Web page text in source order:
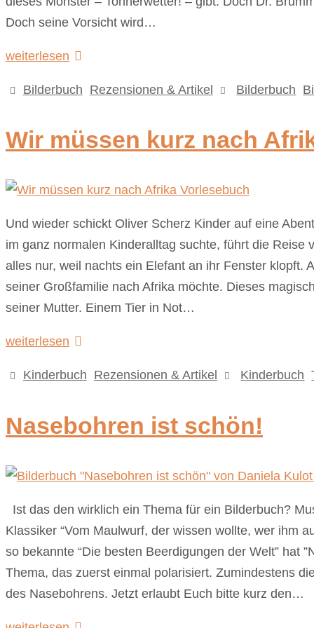
Doch seine Vorsicht wird…
weiterlesen
Bilderbuch Rezensionen & Artikel Bilderbuch
Wir müssen kurz nach
Und wieder schickt Oliver Scherz Kinder auf eine
im ganz normalen Kinderalltag suchte, führt die Reise
alles nur, weil nachts ein Elefant an ihr Fenster klopft.
seiner Großfamilie nach Afrika möchte. Dieses
seiner Mutter. Einem Tier in Not…
weiterlesen
Kinderbuch Rezensionen & Artikel Kinderbuch ,
Nasebohren ist schön!
Ist das den wirklich ein Thema für ein Bilderbuch?
Klassiker “Vom Maulwurf, der wissen wollte, wer ihm
so bekannte “Die besten Beerdigungen der Welt” hat
Thema, das zuerst einmal polarisiert. Zumindestens
des Nasebohrens. Jetzt erlaubt Euch bitte kurz den…